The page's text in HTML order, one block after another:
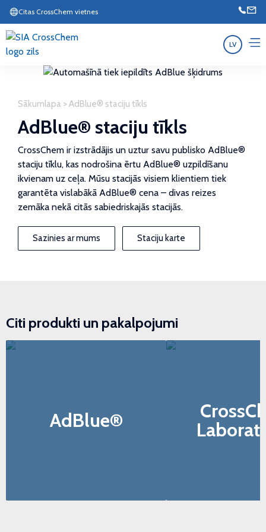
Citas CrossChem vietnes
LV
Sākumlapa >AdBlue® staciju tīkls
AdBlue® staciju tīkls
CrossChem ir izstrādājis un uztur savu publisko AdBlue®
staciju tīklu, kas nodrošina ērtu AdBlue® uzpildīšanu
ikvienam uz ceļa. Mūsu stacijās visiem klientiem tiek
garantēta vislabākā AdBlue® cena – divas reizes
zemāka nekā citās sabiedriskajās stacijās.
Sazinies ar mums Staciju karte
Citi produkti un pakalpojumi
AdBlue®